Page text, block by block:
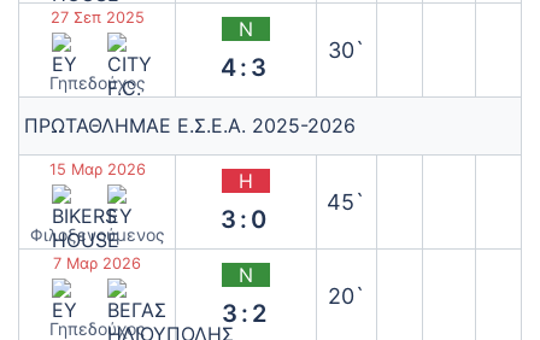
27 Σεπ 2025
Γηπεδούχος
Ν
4:3
30`
ΠΡΩΤΑΘΛΗΜΑΕ Ε.Σ.Ε.Α. 2025-2026
15 Μαρ 2026
‫Φιλοξενούμενος
Η
3:0
45`
7 Μαρ 2026
Γηπεδούχος
Ν
3:2
20`